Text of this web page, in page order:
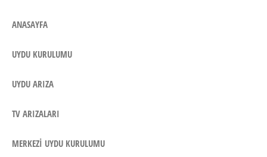
ANASAYFA
UYDU KURULUMU
UYDU ARIZA
TV ARIZALARI
MERKEZI UYDU KURULUMU